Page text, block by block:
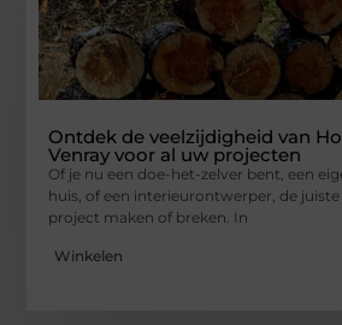
Ontdek de veelzijdigheid van
Venray voor al uw projecten
Of je nu een doe-het-zelver bent, een
huis, of een interieurontwerper, de
project maken of breken. In
Winkelen